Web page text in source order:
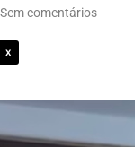
Sem comentários
X